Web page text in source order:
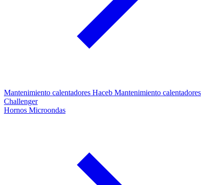
Mantenimiento calentadores Haceb Mantenimiento calentadores
Challenger
Hornos Microondas